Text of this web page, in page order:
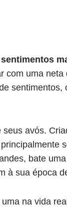
com uma
sentimentos,
avós.
bate
à sua época
na vida